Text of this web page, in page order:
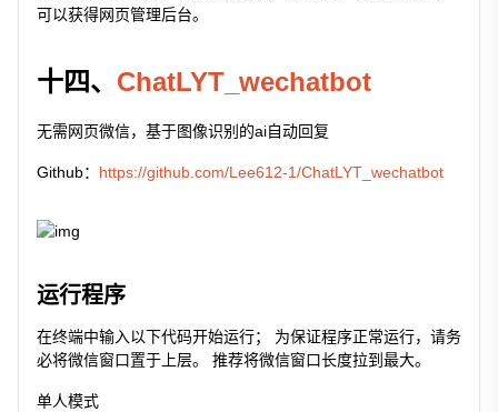
可以获得网页管理后台。
十四、 ChatLYT_wechatbot
无需网页微信，基于图像识别的ai自动回复
Github： https://github.com/Lee612-1/ChatLYT_wechatbot
运行程序
在终端中输入以下代码开始运行； 为保证程序正常运行，请务
必将微信窗口置于上层。 推荐将微信窗口长度拉到最大。
单人模式